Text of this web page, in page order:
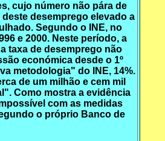
cujo número não pára de
desemprego elevado a
Segundo o INE, no
e 2000. Neste período, a
taxa de desemprego não
económica desde o 1º
metodologia" do INE, 14%.
de um milhão e cem mil
Como mostra a evidência
com as medidas
o próprio Banco de